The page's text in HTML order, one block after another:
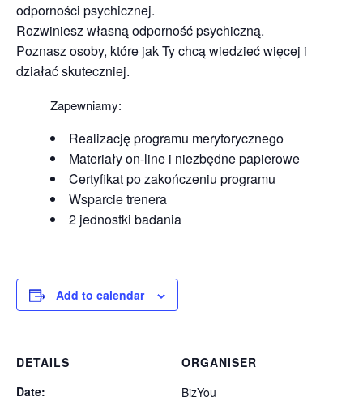
odporności psychicznej.
Rozwiniesz własną odporność psychiczną.
Poznasz osoby, które jak Ty chcą wiedzieć więcej i
działać skuteczniej.
Zapewniamy:
Realizację programu merytorycznego
Materiały on-line i niezbędne papierowe
Certyfikat po zakończeniu programu
Wsparcie trenera
2 jednostki badania
Add to calendar
DETAILS
Date:
ORGANISER
BizYou